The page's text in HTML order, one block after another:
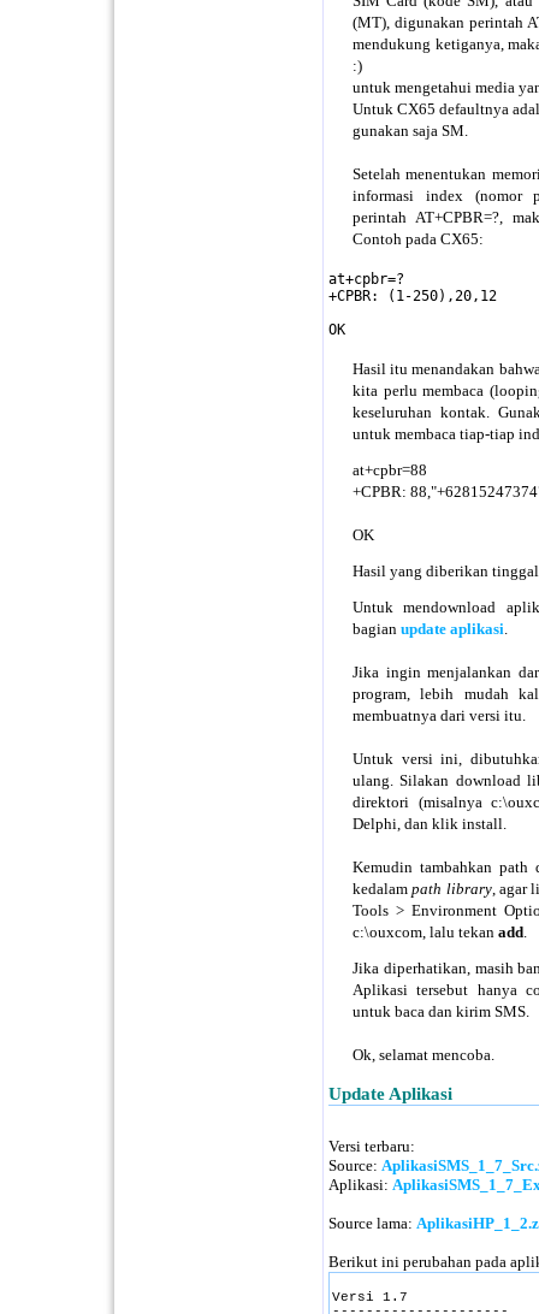
(MT), digunakan perintah
mendukung ketiganya,
:)
untuk mengetahui media
Untuk CX65 defaultnya
gunakan saja SM.
Setelah menentukan
informasi index (nomor
perintah AT+CPBR=?,
Contoh pada CX65:
at+cpbr=?
+CPBR: (1-250),20,12
OK
Hasil itu menandakan
kita perlu membaca
keseluruhan kontak.
untuk membaca tiap-tiap
at+cpbr=88
+CPBR:
OK
Hasil yang diberikan
Untuk mendownload
bagian update aplikasi.
Jika ingin menjalankan
program, lebih mudah
membuatnya dari versi itu.
Untuk versi ini,
ulang. Silakan download
direktori (misalnya
Delphi, dan klik install.
Kemudin tambahkan path
kedalampath library, agar
Tools > Environment
c:\ouxcom, lalu tekan add.
Jika diperhatikan, masih
Aplikasi tersebut hanya
untuk baca dan kirim SMS.
Ok, selamat mencoba.
Update Aplikasi
Versi terbaru:
Source:
Aplikasi:
Source lama:
Berikut ini perubahan pada